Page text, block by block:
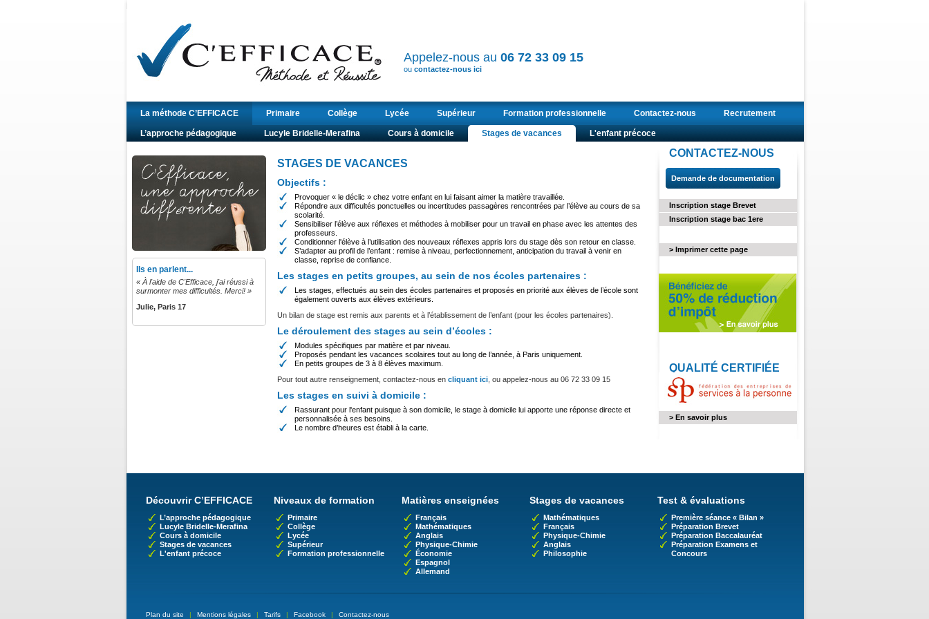
Appelez-nous au 06 72 33 09 15
ou contactez-nous ici
La méthode C’EFFICACE Primaire Collège Lycée Supérieur Formation professionnelle Contactez-nous Recrutement
L’approche pédagogique Lucyle Bridelle-Merafina Cours à domicile Stages de vacances L'enfant précoce
Ils en parlent...
« À l'aide de C'Efficace, j'ai réussi à
surmonter mes difficultés. Merci! »
Julie, Paris 17
STAGES DE VACANCES
Objectifs :
Provoquer « le déclic » chez votre enfant en lui faisant aimer la matière travaillée.
Répondre aux difficultés ponctuelles ou incertitudes passagères rencontrées par l’élève au cours de sa
scolarité.
Sensibiliser l’élève aux réflexes et méthodes à mobiliser pour un travail en phase avec les attentes des
professeurs.
Conditionner l'élève à l’utilisation des nouveaux réflexes appris lors du stage dès son retour en classe.
S’adapter au profil de l’enfant : remise à niveau, perfectionnement, anticipation du travail à venir en
classe, reprise de confiance.
Les stages en petits groupes, au sein de nos écoles partenaires :
Les stages, effectués au sein des écoles partenaires et proposés en priorité aux élèves de l’école sont
également ouverts aux élèves extérieurs.
Un bilan de stage est remis aux parents et à l’établissement de l’enfant (pour les écoles partenaires).
Le déroulement des stages au sein d’écoles :
Modules spécifiques par matière et par niveau.
Proposés pendant les vacances scolaires tout au long de l’année, à Paris uniquement.
En petits groupes de 3 à 8 élèves maximum.
Pour tout autre renseignement, contactez-nous en cliquant ici , ou appelez-nous au 06 72 33 09 15
Les stages en suivi à domicile :
Rassurant pour l'enfant puisque à son domicile, le stage à domicile lui apporte une réponse directe et
personnalisée à ses besoins.
Le nombre d’heures est établi à la carte.
CONTACTEZ-NOUS
Demande de documentation
Inscription stage Brevet
Inscription stage bac 1ere
> Imprimer cette page
QUALITÉ CERTIFIÉE
> En savoir plus
Découvrir C’EFFICACE
L’approche pédagogique
Lucyle Bridelle-Merafina
Cours à domicile
Stages de vacances
L'enfant précoce
Niveaux de formation
Primaire
Collège
Lycée
Supérieur
Formation professionnelle
Matières enseignées
Français
Mathématiques
Anglais
Physique-Chimie
Économie
Espagnol
Allemand
Stages de vacances
Mathématiques
Français
Physique-Chimie
Anglais
Philosophie
Test & évaluations
Première séance « Bilan »
Préparation Brevet
Préparation Baccalauréat
Préparation Examens et
Concours
Plan du site | Mentions légales | Tarifs | Facebook | Contactez-nous